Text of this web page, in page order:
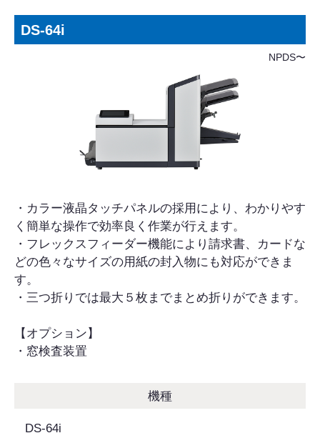
DS-64i
NPDS〜
・カラー液晶タッチパネルの採用により、わかりやす
く簡単な操作で効率良く作業が行えます。
・フレックスフィーダー機能により請求書、カードな
どの色々なサイズの用紙の封入物にも対応ができま
す。
・三つ折りでは最大５枚までまとめ折りができます。
【オプション】
・窓検査装置
機種
DS-64i